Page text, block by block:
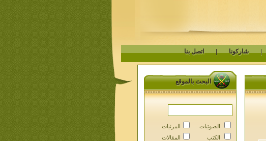
| شاركونا | اتصل بنا
البحث بالموقع
الصوتيات
الكتب
المرئيات
المقالات